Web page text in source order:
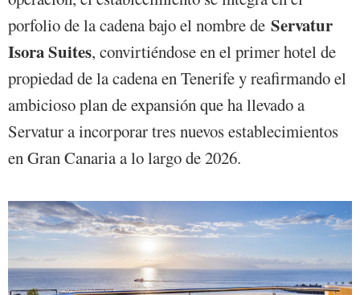
porfolio de la cadena bajo el nombre de Servatur
Isora Suites, convirtiéndose en el primer hotel de
propiedad de la cadena en Tenerife y reafirmando el
ambicioso plan de expansión que ha llevado a
Servatur a incorporar tres nuevos establecimientos
en Gran Canaria a lo largo de 2026.